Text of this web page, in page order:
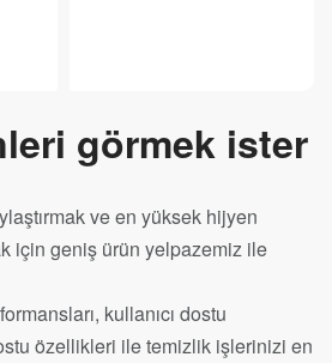
görmek ister
ve en yüksek hijyen
için geniş ürün yelpazemiz ile
kullanıcı dostu
özellikleri ile temizlik işlerinizi en